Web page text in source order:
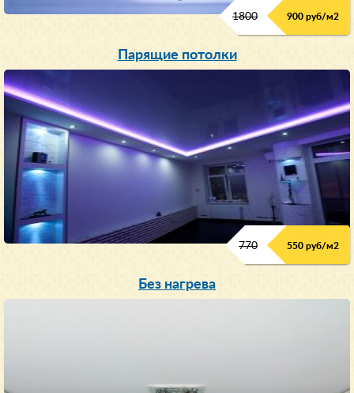
1800 900 руб/м2
Парящие потолки
770 550 руб/м2
Без нагрева